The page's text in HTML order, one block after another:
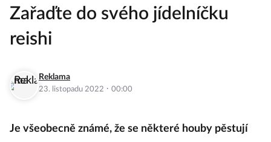
Zařaďte do svého jídelníčku
reishi
Reklama
23. listopadu 2022 · 00:00
Je všeobecně známé, že se některé houby pěstují